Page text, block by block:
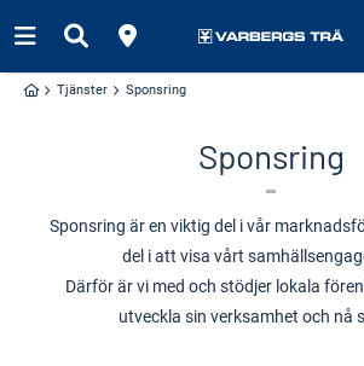
Tjänster Sponsring
Sponsring
Sponsring är en viktig del i vår
del i att visa vårt
Därför är vi med och stödjer lokala
utveckla sin verksamhet och nå